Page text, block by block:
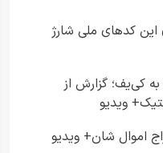
از فردا برای این کدهای ملی شارژ
کی‌یف؛ گزارش از
اموال شان+ ویدیو